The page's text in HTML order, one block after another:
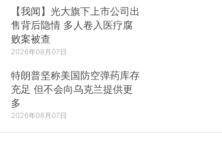
【我闻】光大旗下上市公司出
售背后隐情 多人卷入医疗腐
败案被查
2026年08月07日
特朗普坚称美国防空弹药库存
充足 但不会向乌克兰提供更
多
2026年08月07日